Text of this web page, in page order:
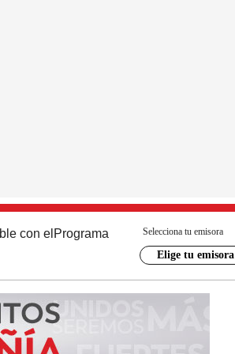
con el Programa Selecciona tu emisora
Elige tu emisora